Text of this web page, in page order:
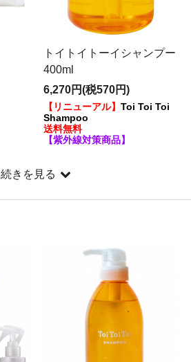
トイトイトーイシャンプー
400ml
6,270円(税570円)
【リニューアル】 Toi Toi Toi
Shampoo
送料無料
【紫外線対策商品】
続きを見る